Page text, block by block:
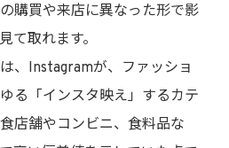
購買や来店に異なった形で影
て取れます。
、Instagramが、ファッショ
る「インスタ映え」するカテ
店舗やコンビニ、食料品な